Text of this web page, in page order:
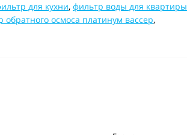
для кухни, фильтр воды для квартиры
обратного осмоса платинум вассер,